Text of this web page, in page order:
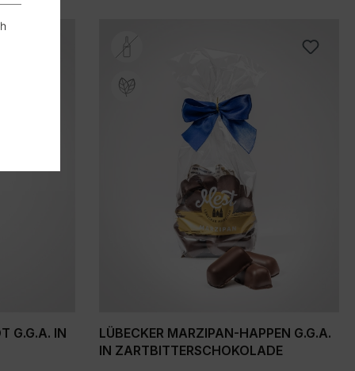
G.G.A. IN
LÜBECKER MARZIPAN-HAPPEN G.G.A.
IN ZARTBITTERSCHOKOLADE